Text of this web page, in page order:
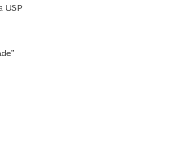
USP